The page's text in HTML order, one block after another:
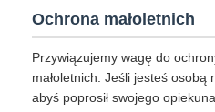
Ochrona małoletnich
Przywiązujemy wagę do
małoletnich. Jeśli jesteś osobą
abyś poprosił swojego